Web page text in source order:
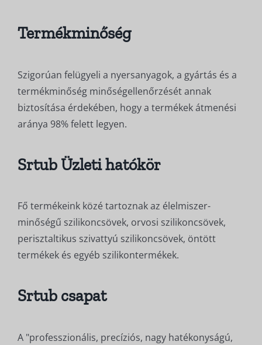
Termékminőség
Szigorúan felügyeli a nyersanyagok, a gyártás és a
termékminőség minőségellenőrzését annak
biztosítása érdekében, hogy a termékek átmenési
aránya 98% felett legyen.
Srtub Üzleti hatókör
Fő termékeink közé tartoznak az élelmiszer-
minőségű szilikoncsövek, orvosi szilikoncsövek,
perisztaltikus szivattyú szilikoncsövek, öntött
termékek és egyéb szilikontermékek.
Srtub csapat
A "professzionális, precíziós, nagy hatékonyságú,